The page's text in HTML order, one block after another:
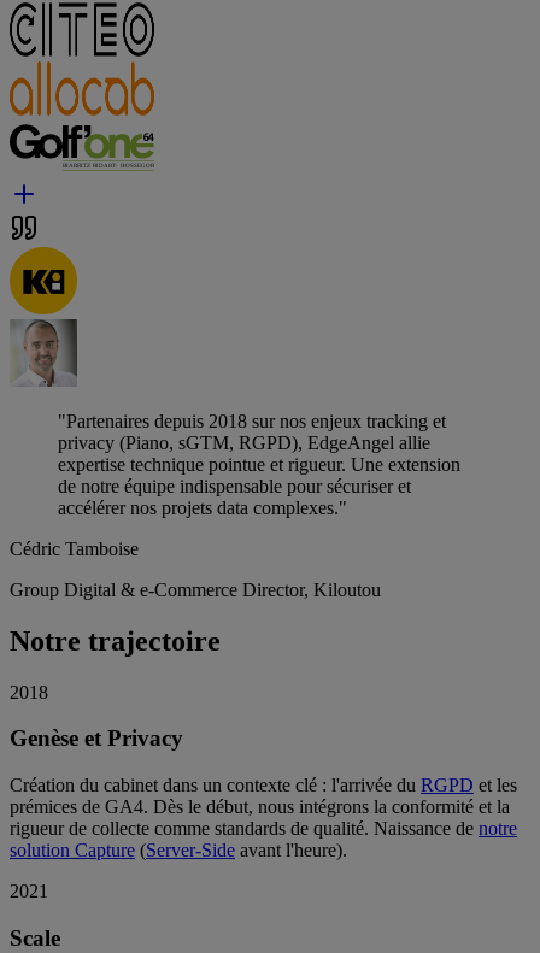
"Partenaires depuis 2018 sur nos enjeux tracking et
privacy (Piano, sGTM, RGPD), EdgeAngel allie
expertise technique pointue et rigueur. Une extension
de notre équipe indispensable pour sécuriser et
accélérer nos projets data complexes."
Cédric Tamboise
Group Digital & e-Commerce Director, Kiloutou
Notre trajectoire
2018
Genèse et Privacy
Création du cabinet dans un contexte clé : l'arrivée du RGPD et les
prémices de GA4. Dès le début, nous intégrons la conformité et la
rigueur de collecte comme standards de qualité. Naissance de notre
solution Capture (Server-Side avant l'heure).
2021
Scale